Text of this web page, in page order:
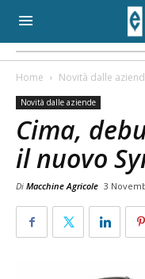
Home Novità dalle
Novità dalle aziende
Cima,
il nuovo
Di Macchine Agricole 3